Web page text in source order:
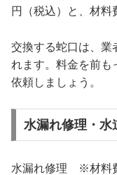
円（税込）と、材料
交換する蛇口は、業
れます。料金を前も
依頼しましょう。
水漏れ修理・水
水漏れ修理 ※材料